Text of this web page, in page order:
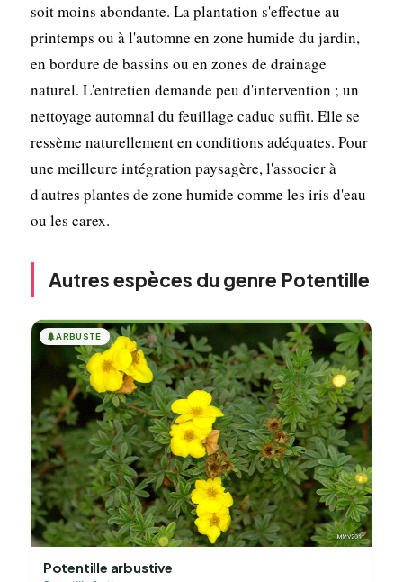
soit moins abondante. La plantation s'effectue au
printemps ou à l'automne en zone humide du jardin,
en bordure de bassins ou en zones de drainage
naturel. L'entretien demande peu d'intervention ; un
nettoyage automnal du feuillage caduc suffit. Elle se
ressème naturellement en conditions adéquates. Pour
une meilleure intégration paysagère, l'associer à
d'autres plantes de zone humide comme les iris d'eau
ou les carex.
Autres espèces du genre Potentille
🌲ARBUSTE
Potentille arbustive